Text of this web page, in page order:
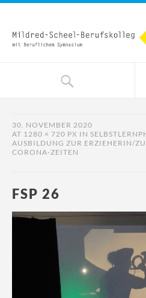
30. NOVEMBER 2020
AT 1280 × 720 PX IN
AUSBILDUNG ZUR ERZIEHERIN/
CORONA-ZEITEN
FSP 26